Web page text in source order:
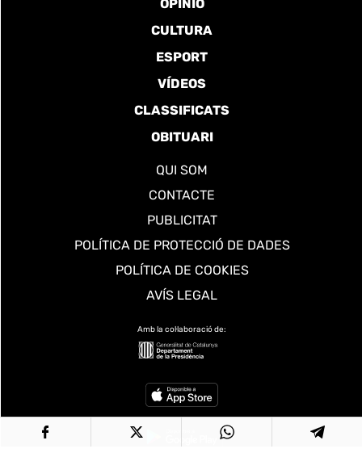
OPINIÓ
CULTURA
ESPORT
VÍDEOS
CLASSIFICATS
OBITUARI
QUI SOM
CONTACTE
PUBLICITAT
POLÍTICA DE PROTECCIÓ DE DADES
POLÍTICA DE COOKIES
AVÍS LEGAL
Amb la col·laboració de: